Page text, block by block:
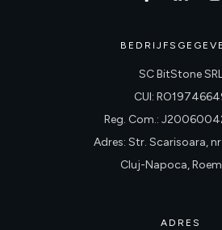
SC BitStone
CUI:
Reg. Com.:
Adres: Str. Scarisoara, nr.
Cluj-Napoca,
ADRES